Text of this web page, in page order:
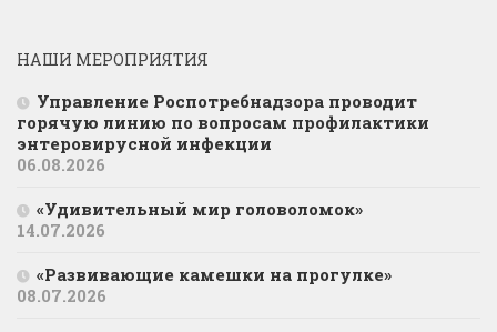
НАШИ МЕРОПРИЯТИЯ
Управление Роспотребнадзора проводит
горячую линию по вопросам профилактики
энтеровирусной инфекции
06.08.2026
«Удивительный мир головоломок»
14.07.2026
«Развивающие камешки на прогулке»
08.07.2026